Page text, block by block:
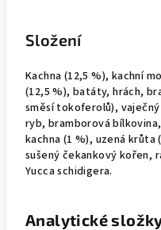
Složení
Kachna (12,5 %), kachní
(12,5 %), batáty, hrách,
směsí tokoferolů),
ryb, bramborová
kachna (1 %), uzená
sušený čekankový kořen,
Yucca schidigera.
Analytické